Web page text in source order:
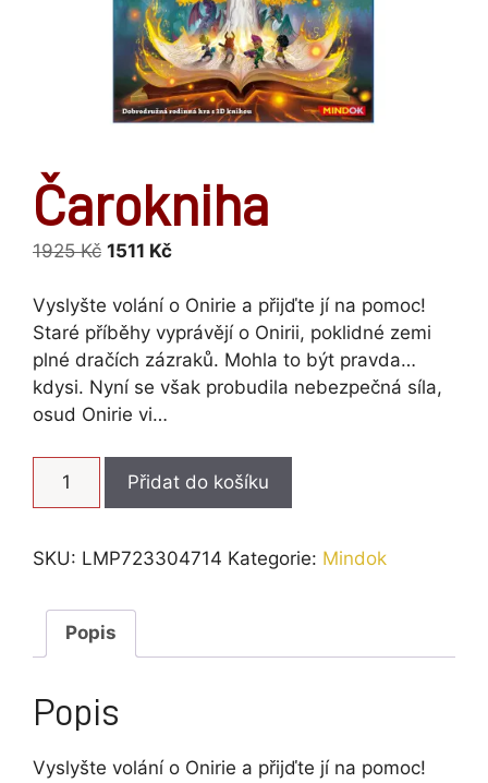
Čarokniha
1925Kč Původní
byla:
1925 Kč.
1511 KčAktuální
je:
1511 Kč.
Vyslyšte volání o Onirie a přijďte jí na pomoc!
Staré příběhy vyprávějí o Onirii, poklidné zemi
plné dračích zázraků. Mohla to být pravda…
kdysi. Nyní se však probudila nebezpečná síla,
osud Onirie vi…
množství
Přidat do košíku
SKU: LMP723304714 Kategorie: Mindok
Popis
Popis
Vyslyšte volání o Onirie a přijďte jí na pomoc!